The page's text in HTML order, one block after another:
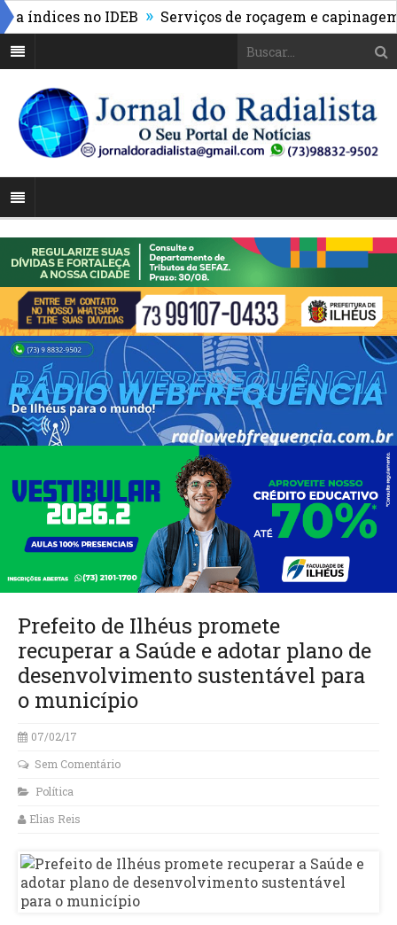
no IDEB » Serviços de roçagem e capinagem
Prefeito de Ilhéus promete
recuperar a Saúde e adotar plano de
desenvolvimento sustentável para
o município
07/02/17
Sem Comentário
Política
Elias Reis